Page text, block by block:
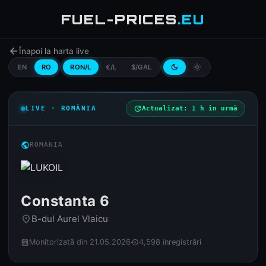
FUEL-PRICES.EU
arrow_backÎnapoi la harta live
EN RO RON/L €/L $/GAL dark_mode light_mode
LIVE · ROMÂNIA updateActualizat: 1 h în urmă
publicROMÂNIA
Constanta 6
place B-dul Aurel Vlaicu
calendar_month Monitorizată din 21.05.2026history4,598 înregistrări